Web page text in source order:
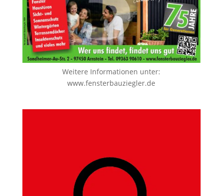
Weitere Informationen unter:
www.fensterbauziegler.de